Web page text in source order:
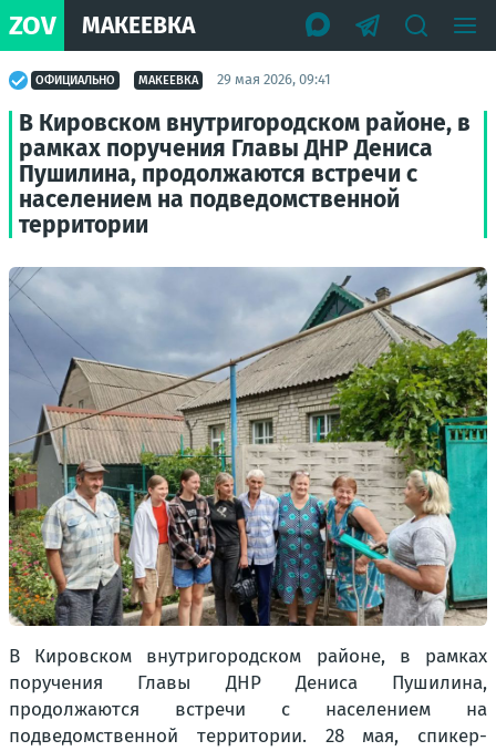
ZOV МАКЕЕВКА
ОФИЦИАЛЬНО МАКЕЕВКА 29 мая 2026, 09:41
В Кировском внутригородском районе, в
рамках поручения Главы ДНР Дениса
Пушилина, продолжаются встречи с
населением на подведомственной
территории
В Кировском внутригородском районе, в рамках
поручения Главы ДНР Дениса Пушилина,
продолжаются встречи с населением на
подведомственной территории. 28 мая, спикер-